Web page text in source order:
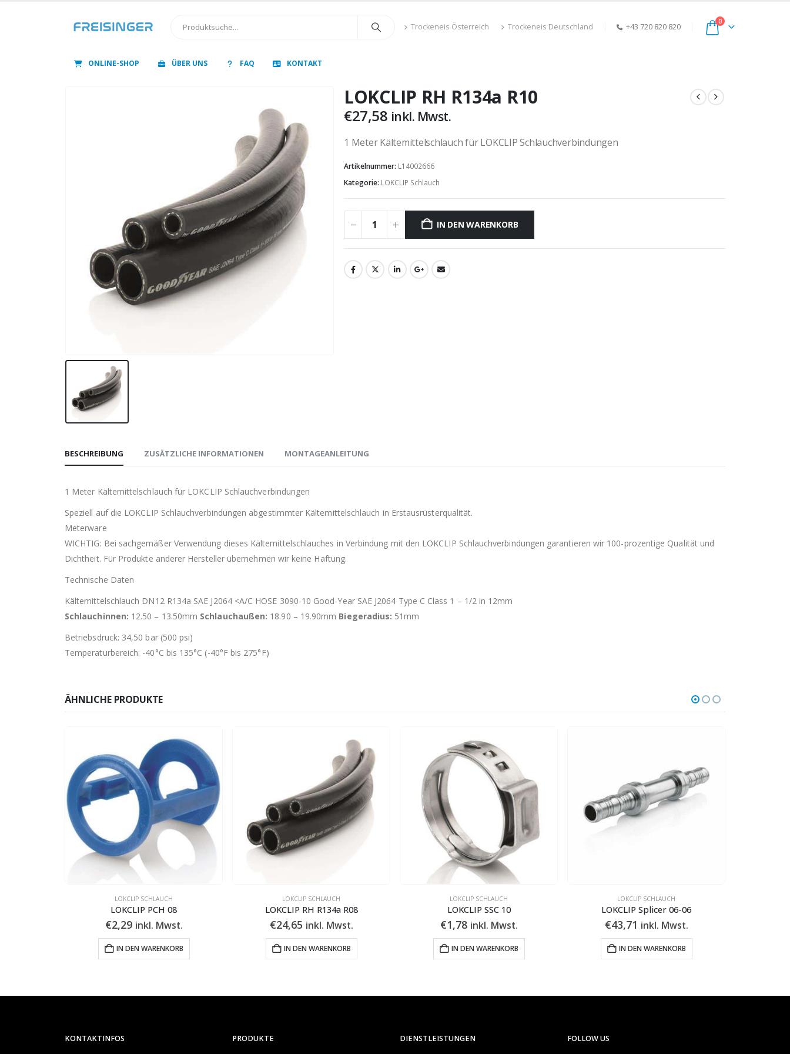
Trockeneis Österreich Trockeneis Deutschland +43 720 820 820
0
ONLINE-SHOP ÜBER UNS FAQ KONTAKT
LOKCLIP RH R134a R10
€27,58 inkl. Mwst.
1 Meter Kältemittelschlauch für LOKCLIP Schlauchverbindungen
Artikelnummer: L14002666
Kategorie: LOKCLIP Schlauch
IN DEN WARENKORB
BESCHREIBUNG ZUSÄTZLICHE INFORMATIONEN MONTAGEANLEITUNG
1 Meter Kältemittelschlauch für LOKCLIP Schlauchverbindungen
Speziell auf die LOKCLIP Schlauchverbindungen abgestimmter Kältemittelschlauch in Erstausrüsterqualität.
Meterware
WICHTIG: Bei sachgemäßer Verwendung dieses Kältemittelschlauches in Verbindung mit den LOKCLIP Schlauchverbindungen garantieren wir 100-prozentige Qualität und
Dichtheit. Für Produkte anderer Hersteller übernehmen wir keine Haftung.
Technische Daten
Kältemittelschlauch DN12 R134a SAE J2064 <A/C HOSE 3090-10 Good-Year SAE J2064 Type C Class 1 – 1/2 in 12mm
Schlauchinnen: 12.50 – 13.50mm Schlauchaußen: 18.90 – 19.90mm Biegeradius: 51mm
Betriebsdruck: 34,50 bar (500 psi)
Temperaturbereich: -40°C bis 135°C (-40°F bis 275°F)
ÄHNLICHE PRODUKTE
LOKCLIP SCHLAUCH
LOKCLIP RH R134a R08
€24,65 inkl. Mwst.
IN DEN WARENKORB
LOKCLIP SCHLAUCH
LOKCLIP SSC 10
€1,78 inkl. Mwst.
IN DEN WARENKORB
LOKCLIP SCHLAUCH
LOKCLIP Splicer 06-06
€43,71 inkl. Mwst.
IN DEN WARENKORB
LOKCLIP SCHLAUCH
LOKCLIP Al NK16-10
€23,38 inkl. Mwst.
IN DEN WARENKORB
KONTAKTINFOS PRODUKTE DIENSTLEISTUNGEN FOLLOW US